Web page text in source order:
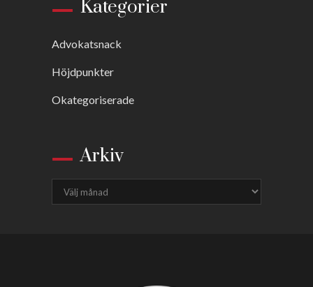
Kategorier
Advokatsnack
Höjdpunkter
Okategoriserade
Arkiv